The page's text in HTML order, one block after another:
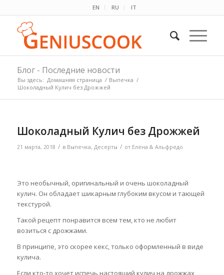
EN RU IT
Блог - Последние новости
Вы здесь: Домашняя страница / Выпечка /
Шоколадный Кулич без Дрожжей
Шоколадный Кулич без Дрожжей
21 марта, 2018 / в Выпечка, Десерты / от Елена & Альфредо
Это необычный, оригинальный и очень шоколадный
кулич. Он обладает шикарным глубоким вкусом и тающей
текстурой.
Такой рецепт понравится всем тем, кто не любит
возиться с дрожжами.
В принципе, это скорее кекс, только оформленный в виде
кулича.
Если кто-то хочет испечь настоящий кулич на дрожжах,